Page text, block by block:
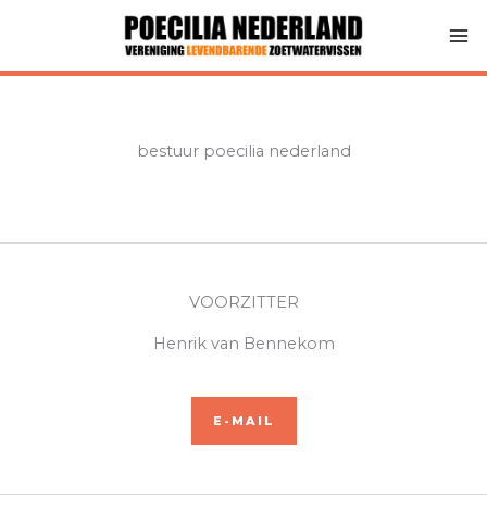
de
bestuur poecilia nederland
VOORZITTER
Henrik van Bennekom
E-MAIL